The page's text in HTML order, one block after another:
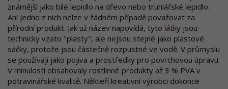
známější jako bílé lepidlo na dřevo nebo truhlářské lepidlo.
Ani jedno z nich nelze v žádném případě považovat za
přírodní produkt. Jak už název napovídá, tyto látky jsou
technicky vzato "plasty", ale nejsou stejné jako plastové
sáčky, protože jsou částečně rozpustné ve vodě. V průmyslu
se používají jako pojiva a prostředky pro povrchovou úpravu.
V minulosti obsahovaly rostlinné produkty až 3 % PVA v
potravinářské kvalitě. Někteří kreativní výrobci dokonce